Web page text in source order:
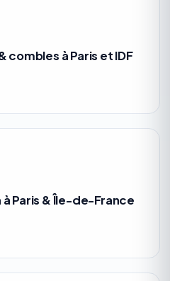
combles à Paris et IDF
Paris & Île-de-France